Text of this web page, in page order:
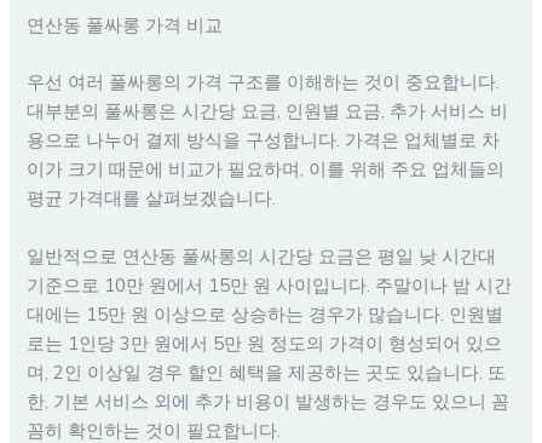
연산동 풀싸롱 가격 비교
우선 여러 풀싸롱의 가격 구조를 이해하는 것이 중요합니다.
대부분의 풀싸롱은 시간당 요금, 인원별 요금, 추가 서비스 비
용으로 나누어 결제 방식을 구성합니다. 가격은 업체별로 차
이가 크기 때문에 비교가 필요하며, 이를 위해 주요 업체들의
평균 가격대를 살펴보겠습니다.
일반적으로 연산동 풀싸롱의 시간당 요금은 평일 낮 시간대
기준으로 10만 원에서 15만 원 사이입니다. 주말이나 밤 시간
대에는 15만 원 이상으로 상승하는 경우가 많습니다. 인원별
로는 1인당 3만 원에서 5만 원 정도의 가격이 형성되어 있으
며, 2인 이상일 경우 할인 혜택을 제공하는 곳도 있습니다. 또
한, 기본 서비스 외에 추가 비용이 발생하는 경우도 있으니 꼼
꼼히 확인하는 것이 필요합니다.